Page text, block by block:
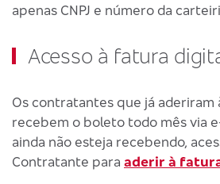
apenas CNPJ e número da
Acesso à fatura
Os contratantes que já
recebem o boleto todo mês via
ainda não esteja recebendo,
Contratante para aderir à